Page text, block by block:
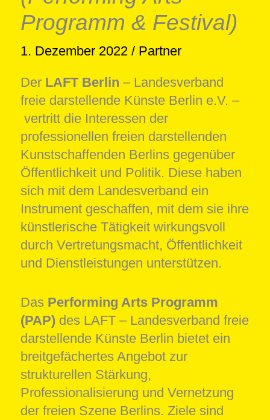
Programm & Festival)
1. Dezember 2022 / Partner
Der LAFT Berlin – Landesverband
freie darstellende Künste Berlin e.V. –
vertritt die Interessen der
professionellen freien darstellenden
Kunstschaffenden Berlins gegenüber
Öffentlichkeit und Politik. Diese haben
sich mit dem Landesverband ein
Instrument geschaffen, mit dem sie ihre
künstlerische Tätigkeit wirkungsvoll
durch Vertretungsmacht, Öffentlichkeit
und Dienstleistungen unterstützen.
Das Performing Arts Programm
(PAP)des LAFT – Landesverband freie
darstellende Künste Berlin bietet ein
breitgefächertes Angebot zur
strukturellen Stärkung,
Professionalisierung und Vernetzung
der freien Szene Berlins. Ziele sind